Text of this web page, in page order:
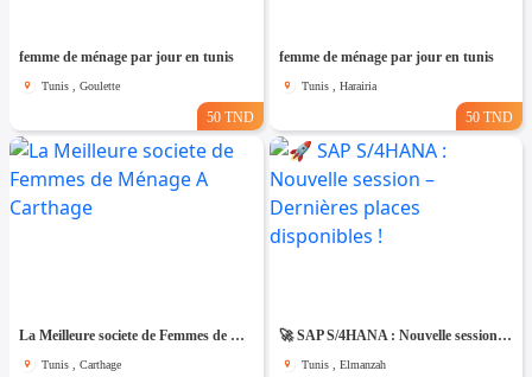
femme de ménage par jour en tunis
Tunis , Goulette
50 TND
femme de ménage par jour en tunis
Tunis , Harairia
50 TND
La Meilleure societe de Femmes de Ménage A Carthage
Tunis , Carthage
🚀 SAP S/4HANA : Nouvelle session – Dernières places disponibles !
Tunis , Elmanzah